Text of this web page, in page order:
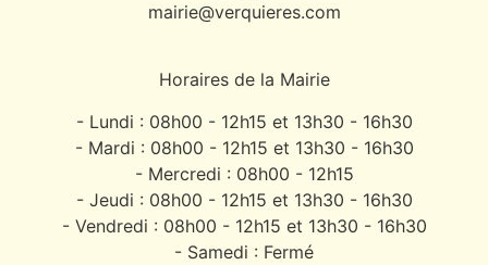
mairie@verquieres.com
Horaires de la Mairie
- Lundi : 08h00 - 12h15 et 13h30 - 16h30
- Mardi : 08h00 - 12h15 et 13h30 - 16h30
- Mercredi : 08h00 - 12h15
- Jeudi : 08h00 - 12h15 et 13h30 - 16h30
- Vendredi : 08h00 - 12h15 et 13h30 - 16h30
- Samedi : Fermé